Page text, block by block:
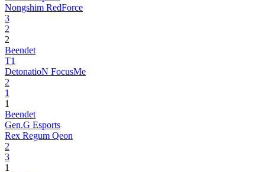
Nongshim RedForce
3
2
2
Beendet
T1
DetonatioN FocusMe
2
1
1
Beendet
Gen.G Esports
Rex Regum Qeon
2
3
1